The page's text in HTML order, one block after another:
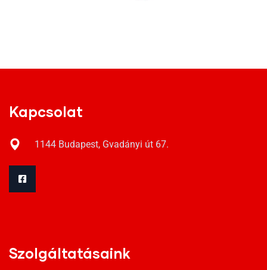
Kapcsolat
1144 Budapest, Gvadányi út 67.
Szolgáltatásaink